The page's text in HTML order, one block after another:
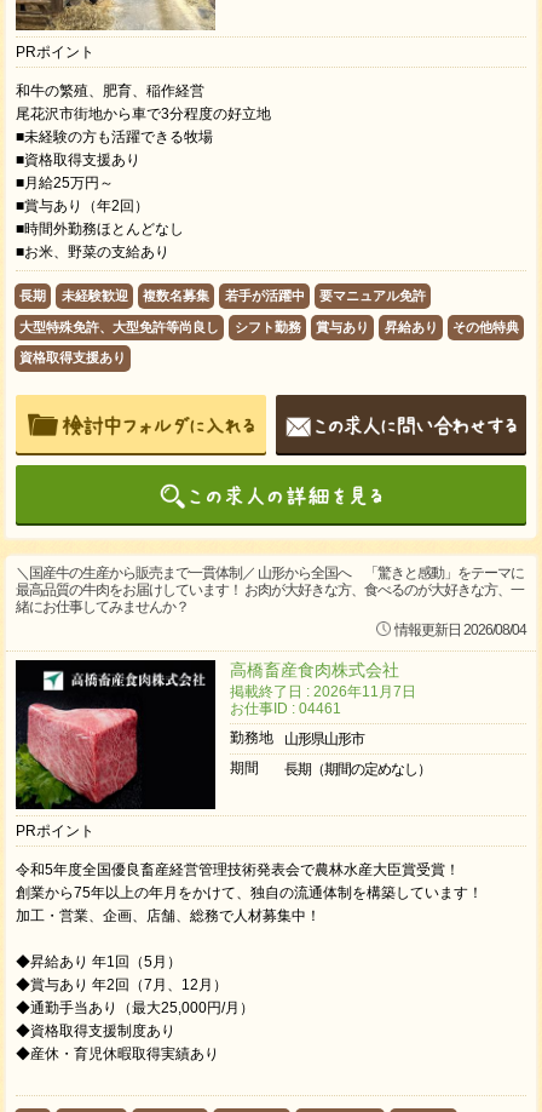
PRポイント
和牛の繁殖、肥育、稲作経営
尾花沢市街地から車で3分程度の好立地
■未経験の方も活躍できる牧場
■資格取得支援あり
■月給25万円～
■賞与あり（年2回）
■時間外勤務ほとんどなし
■お米、野菜の支給あり
長期 未経験歓迎 複数名募集 若手が活躍中 要マニュアル免許
大型特殊免許、大型免許等尚良し シフト勤務 賞与あり 昇給あり その他特典
資格取得支援あり
＼国産牛の生産から販売まで一貫体制／ 山形から全国へ 「驚きと感動」をテーマに
最高品質の牛肉をお届けしています！ お肉が大好きな方、食べるのが大好きな方、一
緒にお仕事してみませんか？
情報更新日 2026/08/04
高橋畜産食肉株式会社
掲載終了日 : 2026年11月7日
お仕事ID : 04461
勤務地
山形県山形市
期間
長期（期間の定めなし）
PRポイント
令和5年度全国優良畜産経営管理技術発表会で農林水産大臣賞受賞！
創業から75年以上の年月をかけて、独自の流通体制を構築しています！
加⼯・営業、企画、店舗、総務で人材募集中！
◆昇給あり 年1回（5月）
◆賞与あり 年2回（7月、12月）
◆通勤手当あり（最大25,000円/月）
◆資格取得支援制度あり
◆産休・育児休暇取得実績あり